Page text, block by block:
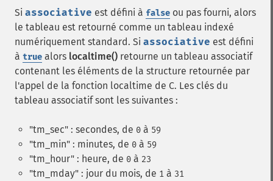
Si associative est défini à false ou pas fourni, alors
le tableau est retourné comme un tableau indexé
numériquement standard. Si associative est défini
à true alors localtime() retourne un tableau associatif
contenant les éléments de la structure retournée par
l'appel de la fonction localtime de C. Les clés du
tableau associatif sont les suivantes :
"tm_sec" : secondes, de 0 à 59
"tm_min" : minutes, de 0 à 59
"tm_hour" : heure, de 0 à 23
"tm_mday" : jour du mois, de 1 à 31